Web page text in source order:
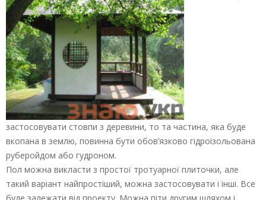
застосовувати стовпи з деревини, то та частина, яка буде
вкопана в землю, повинна бути обов’язково гідроізольована
руберойдом або гудроном.
Пол можна викласти з простої тротуарної плиточки, але
такий варіант найпростіший, можна застосовувати і інші. Все